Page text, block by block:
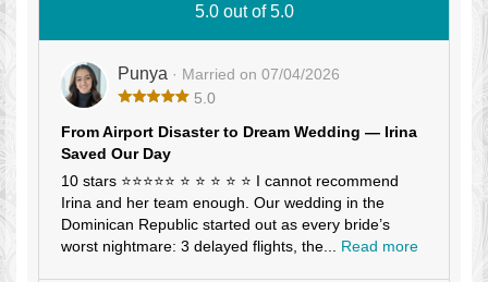
5.0 out of 5.0
Punya · Married on 07/04/2026
5.0
From Airport Disaster to Dream Wedding — Irina
Saved Our Day
10 stars ⭐⭐⭐⭐⭐ ⭐ ⭐ ⭐ ⭐ ⭐ I cannot recommend
Irina and her team enough. Our wedding in the
Dominican Republic started out as every bride’s
worst nightmare: 3 delayed flights, the... Read more